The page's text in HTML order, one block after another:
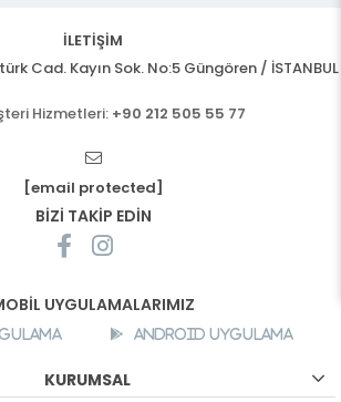
İLETİŞİM
Cad. Kayın Sok. No:5 Güngören / İSTANBUL
Hizmetleri: +90 212 505 55 77
[email protected]
BİZİ TAKİP EDİN
UYGULAMALARIMIZ
Android Uygulama
KURUMSAL